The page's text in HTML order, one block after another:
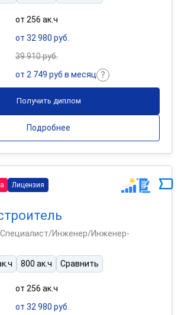
от 256 ак.ч
от 32 980 руб.
39 910 руб.
от 2 749 руб в месяц
Получить диплом
Подробнее
Лицензия
Инженер/Инженер-
800 ак.ч Сравнить
от 256 ак.ч
от 32 980 руб.